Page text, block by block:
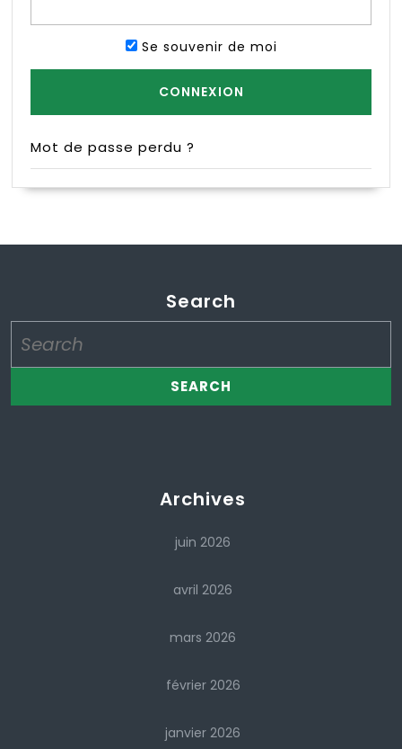
Se souvenir de moi
Mot de passe perdu ?
Search
for:
Archives
juin 2026
avril 2026
mars 2026
février 2026
janvier 2026